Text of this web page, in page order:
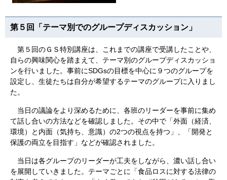
第５回「テーマ別でのグループディスカッション」
第５回のＧＳ特別講座は、これまでの講座で受講したことや、
自らの興味関心を踏まえて、テーマ別のグループディスカッショ
ンを行いました。事前にSDGsの目標を中心に９つのグループを
設定し、生徒たちは自分が希望するテーマのグループに入りまし
た。
当日の議論をより深めるために、各班のリーダーを事前に集め
て話し合いの方法などを確認しました。その中で「外面（経済、
環境）と内面（気持ち、意識）の2つの視点を持つ」、「開発と
保護の両立を目指す」などが確認されました。
当日は各グループのリーダーが工夫をしながら、濃い話し合い
を展開していきました。テーマごとに「食品ロスに対する法律の